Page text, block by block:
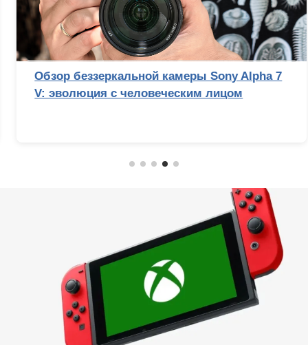
Обзор беззеркальной камеры Sony Alpha 7
V: эволюция с человеческим лицом